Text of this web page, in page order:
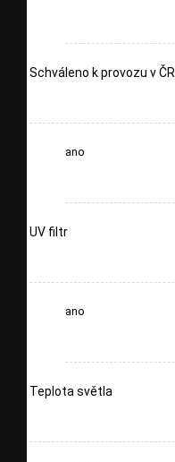
Schváleno k provozu v ČR
ano
UV filtr
ano
Teplota světla